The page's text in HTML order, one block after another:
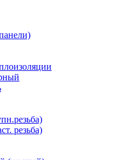
резьба)